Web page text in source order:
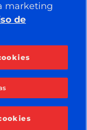
marketing
de